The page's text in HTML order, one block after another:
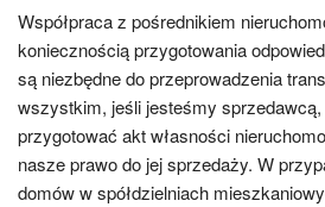
Współpraca z pośrednikiem
koniecznością przygotowania
są niezbędne do przeprowadzenia
wszystkim, jeśli jesteśmy
przygotować akt własności
nasze prawo do jej sprzedaży. W
domów w spółdzielniach